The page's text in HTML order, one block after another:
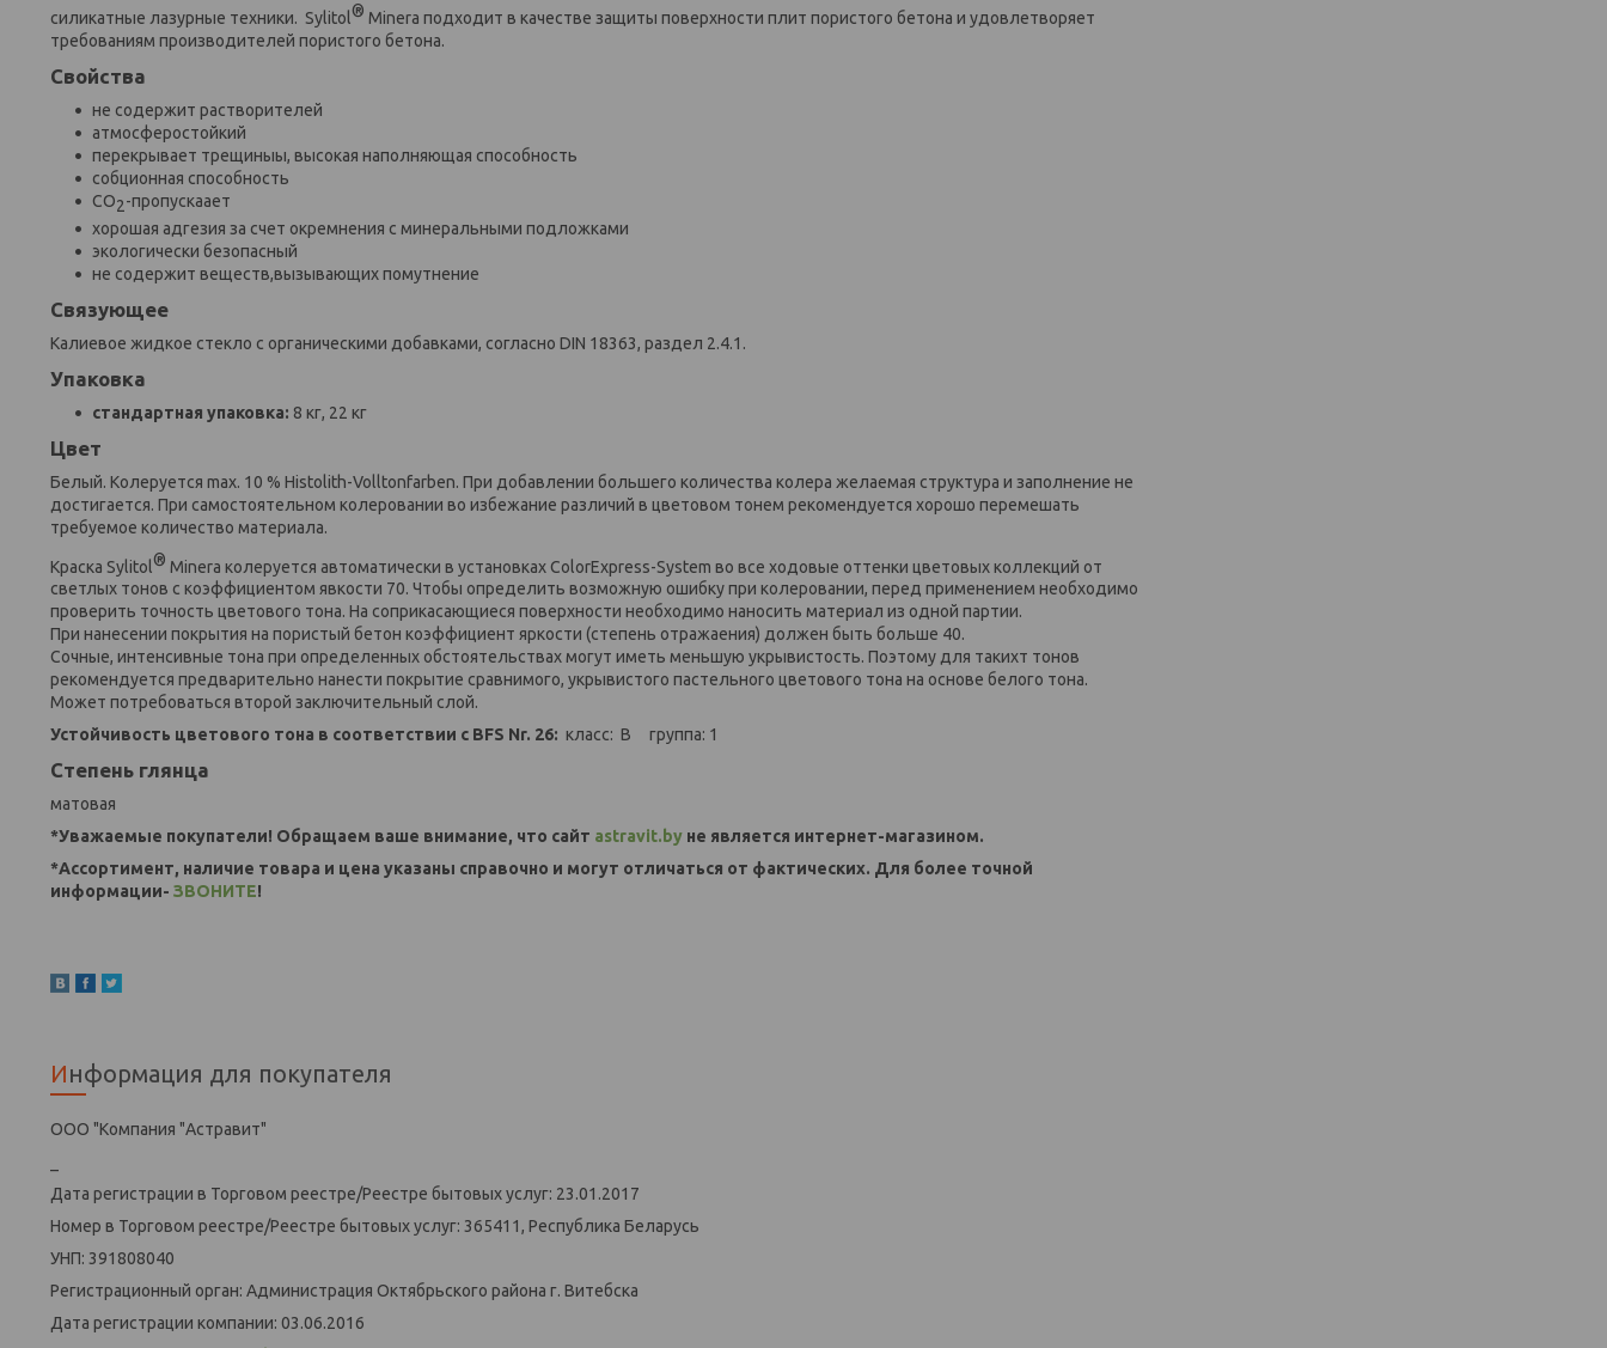
силикатные лазурные техники. Sylitol® Minera подходит в качестве защиты поверхности плит пористого бетона и удовлетворяет
требованиям производителей пористого бетона.
Свойства
не содержит растворителей
атмосферостойкий
перекрывает трещиныы, высокая наполняющая способность
собционная способность
CO2-пропускаает
хорошая адгезия за счет окремнения с минеральными подложками
экологически безопасный
не содержит веществ,вызывающих помутнение
Связующее
Калиевое жидкое стекло с органическими добавками, согласно DIN 18363, раздел 2.4.1.
Упаковка
стандартная упаковка: 8 кг, 22 кг
Цвет
Белый. Колеруется max. 10 % Histolith-Volltonfarben. При добавлении большего количества колера желаемая структура и заполнение не
достигается. При самостоятельном колеровании во избежание различий в цветовом тонем рекомендуется хорошо перемешать
требуемое количество материала.
Краска Sylitol® Minera колеруется автоматически в установках ColorExpress-System во все ходовые оттенки цветовых коллекций от
светлых тонов с коэффициентом явкости 70. Чтобы определить возможную ошибку при колеровании, перед применением необходимо
проверить точность цветового тона. На соприкасающиеся поверхности необходимо наносить материал из одной партии.
При нанесении покрытия на пористый бетон коэффициент яркости (степень отражаения) должен быть больше 40.
Сочные, интенсивные тона при определенных обстоятельствах могут иметь меньшую укрывистость. Поэтому для такихт тонов
рекомендуется предварительно нанести покрытие сравнимого, укрывистого пастельного цветового тона на основе белого тона.
Может потребоваться второй заключительный слой.
Устойчивость цветового тона в соответствии с BFS Nr. 26: класс: B группа: 1
Степень глянца
матовая
*Уважаемые покупатели! Обращаем ваше внимание, что сайт astravit.by не является интернет-магазином.
*Ассортимент, наличие товара и цена указаны справочно и могут отличаться от фактических. Для более точной
информации- ЗВОНИТЕ!
Информация для покупателя
ООО "Компания "Астравит"
Дата регистрации в Торговом реестре/Реестре бытовых услуг: 23.01.2017
Номер в Торговом реестре/Реестре бытовых услуг: 365411, Республика Беларусь
УНП: 391808040
Регистрационный орган: Администрация Октябрьского района г. Витебска
Дата регистрации компании: 03.06.2016